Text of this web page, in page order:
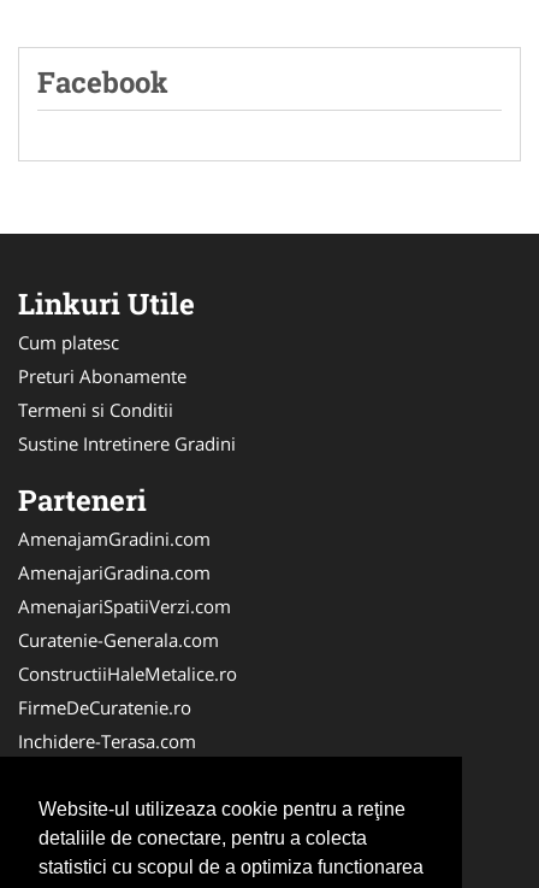
Website-ul utilizeaza cookie pentru a reţine
detaliile de conectare, pentru a colecta
statistici cu scopul de a optimiza functionarea
Facebook
Linkuri Utile
Cum platesc
Preturi Abonamente
Termeni si Conditii
Sustine Intretinere Gradini
Parteneri
AmenajamGradini.com
AmenajariGradina.com
AmenajariSpatiiVerzi.com
Curatenie-Generala.com
ConstructiiHaleMetalice.ro
FirmeDeCuratenie.ro
Inchidere-Terasa.com
PlanteDecorative.com
Piscina-Romania.com
Teren-Sintetic.ro